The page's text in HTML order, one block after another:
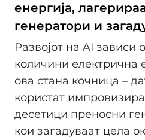
енергија,
генератори и
Развојот на AI зависи
количини електрична
ова стана кочница –
користат
десетици преносни
кои загадуваат цела